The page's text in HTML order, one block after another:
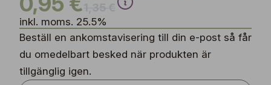
inkl. moms. 25.5%
Beställ en ankomstavisering till din e-post så får
du omedelbart besked när produkten är
tillgänglig igen.